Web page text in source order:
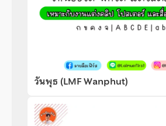
วันพุธ (LMF Wanphut)